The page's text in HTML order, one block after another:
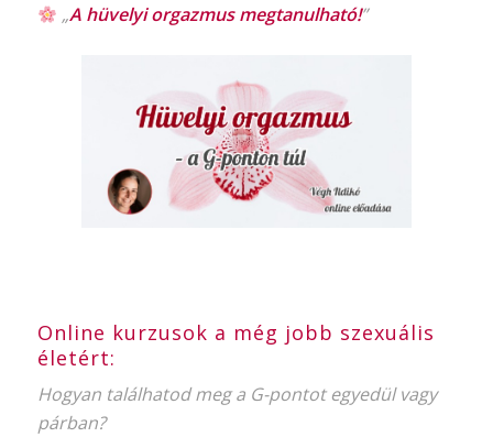
„A hüvelyi orgazmus megtanulható!”
Online kurzusok a még jobb szexuális
életért:
Hogyan találhatod meg a G-pontot egyedül vagy
párban?